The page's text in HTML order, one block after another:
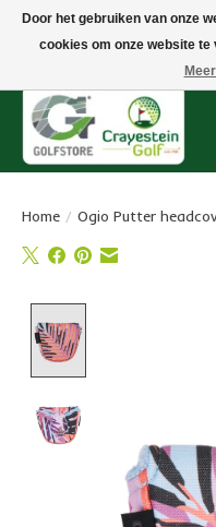
Snelle levering, gratis vanaf €
Home / Ogio Putter
Door het gebruiken van onze
cookies om onze website te